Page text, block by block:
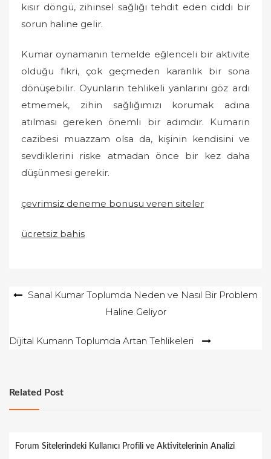
kısır döngü, zihinsel sağlığı tehdit eden ciddi bir
sorun haline gelir.
Kumar oynamanın temelde eğlenceli bir aktivite
olduğu fikri, çok geçmeden karanlık bir sona
dönüşebilir. Oyunların tehlikeli yanlarını göz ardı
etmemek, zihin sağlığımızı korumak adına
atılması gereken önemli bir adımdır. Kumarın
cazibesi muazzam olsa da, kişinin kendisini ve
sevdiklerini riske atmadan önce bir kez daha
düşünmesi gerekir.
çevrimsiz deneme bonusu veren siteler
ücretsiz bahis
YazıSanal Kumar Toplumda Neden ve Nasıl Bir Problem
Haline Geliyor
Dijital Kumarın Toplumda Artan Tehlikeleri
Related Post
Forum Sitelerindeki Kullanıcı Profili ve Aktivitelerinin Analizi